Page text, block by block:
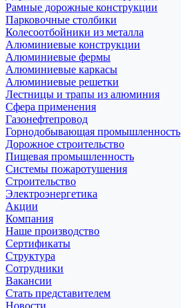
Рамные дорожные конструкции
Парковочные столбики
Колесоотбойники из металла
Алюминиевые конструкции
Алюминиевые фермы
Алюминиевые каркасы
Алюминиевые решетки
Лестницы и трапы из алюминия
Сфера применения
Газонефтепровод
Горнодобывающая промышленность
Дорожное строительство
Пищевая промышленность
Системы пожаротушения
Строительство
Электроэнергетика
Акции
Компания
Наше производство
Сертификаты
Структура
Сотрудники
Вакансии
Стать представителем
Новости